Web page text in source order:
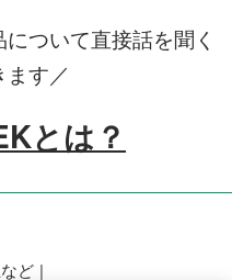
ついて直接話を聞く
ます／
とは？
ど